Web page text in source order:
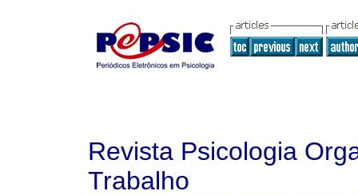
Revista Psicologia
Trabalho